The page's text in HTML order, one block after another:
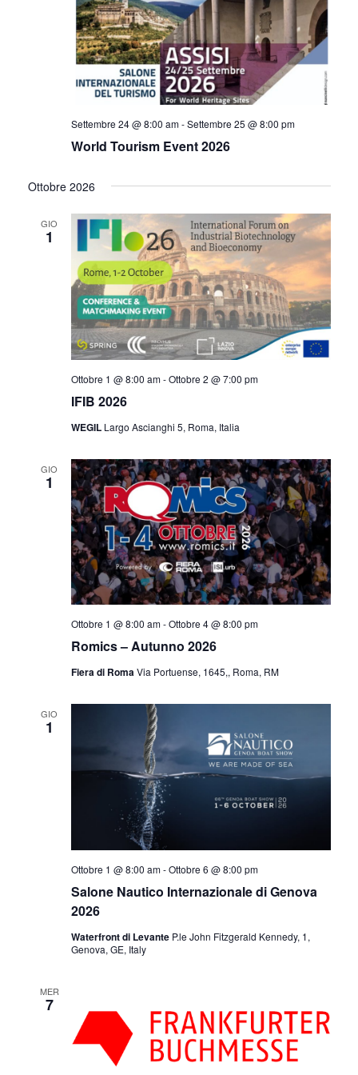
World Tourism Event 2026
Settembre 24 @ 8:00 am-Settembre 25 @ 8:00 pm
Ottobre 2026
GIO
1
IFIB 2026
Ottobre 1 @ 8:00 am-Ottobre 2 @ 7:00 pm
WEGIL Largo Ascianghi 5, Roma, Italia
GIO
1
Romics – Autunno 2026
Ottobre 1 @ 8:00 am-Ottobre 4 @ 8:00 pm
Fiera di RomaVia Portuense, 1645,, Roma, RM
GIO
1
Salone Nautico Internazionale di Genova
2026
Ottobre 1 @ 8:00 am-Ottobre 6 @ 8:00 pm
Waterfront di Levante P.le John Fitzgerald Kennedy, 1,
Genova, GE, Italy
MER
7